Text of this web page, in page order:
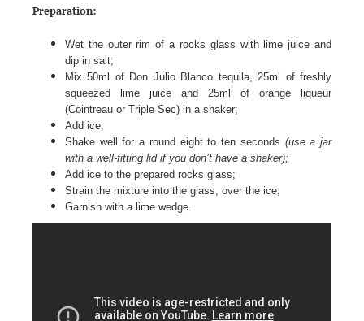
Preparation:
Wet the outer rim of a rocks glass with lime juice and
dip in salt;
Mix 50ml of Don Julio Blanco tequila, 25ml of freshly
squeezed lime juice and 25ml of orange liqueur
(Cointreau or Triple Sec) in a shaker;
Add ice;
Shake well for a round eight to ten seconds (use a jar
with a well-fitting lid if you don’t have a shaker);
Add ice to the prepared rocks glass;
Strain the mixture into the glass, over the ice;
Garnish with a lime wedge.